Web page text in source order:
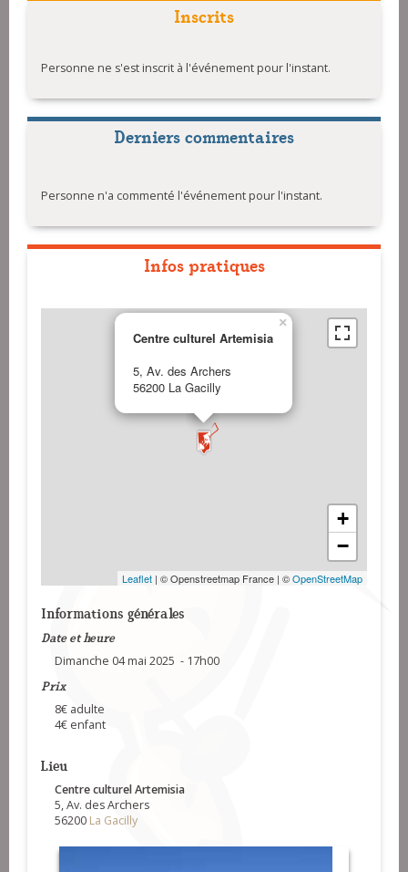
Inscrits
Personne ne s'est inscrit à l'événement pour l'instant.
Derniers commentaires
Personne n'a commenté l'événement pour l'instant.
Infos pratiques
Centre culturel Artemisia
5, Av. des Archers
56200 La Gacilly
×
+
−
Leaflet | © Openstreetmap France | ©OpenStreetMap
Informations générales
Date et heure
Dimanche 04 mai 2025 - 17h00
Prix
8€ adulte
4€ enfant
Lieu
Centre culturel Artemisia
5, Av. des Archers
56200 La Gacilly